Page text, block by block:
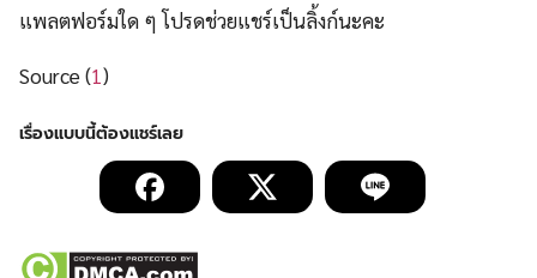
แพลตฟอร์มใด ๆ โปรดช่วยแชร์เป็นลิ้งก์นะคะ
Source (1)